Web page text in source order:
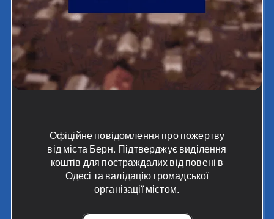
Офіційне повідомлення про пожертву
від міста Берн. Підтверджує виділення
коштів для постраждалих від повені в
Одесі та валідацію громадської
організації містом.